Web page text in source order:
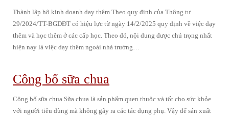
Thành lập hộ kinh doanh dạy thêm Theo quy định của Thông tư
29/2024/TT-BGDĐT có hiệu lực từ ngày 14/2/2025 quy định về việc dạy
thêm và học thêm ở các cấp học. Theo đó, nội dung được chú trọng nhất
hiện nay là việc dạy thêm ngoài nhà trường…
Công bố sữa chua
Công bố sữa chua Sữa chua là sản phẩm quen thuộc và tốt cho sức khỏe
với người tiêu dùng mà không gây ra các tác dụng phụ. Vậy để sản xuất